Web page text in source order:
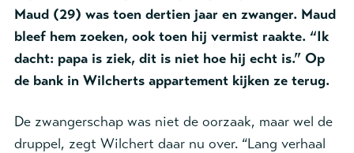
Maud (29) was toen dertien jaar en zwanger. Maud
bleef hem zoeken, ook toen hij vermist raakte. “Ik
dacht: papa is ziek, dit is niet hoe hij echt is.” Op
de bank in Wilcherts appartement kijken ze terug.
De zwangerschap was niet de oorzaak, maar wel de
druppel, zegt Wilchert daar nu over. “Lang verhaal